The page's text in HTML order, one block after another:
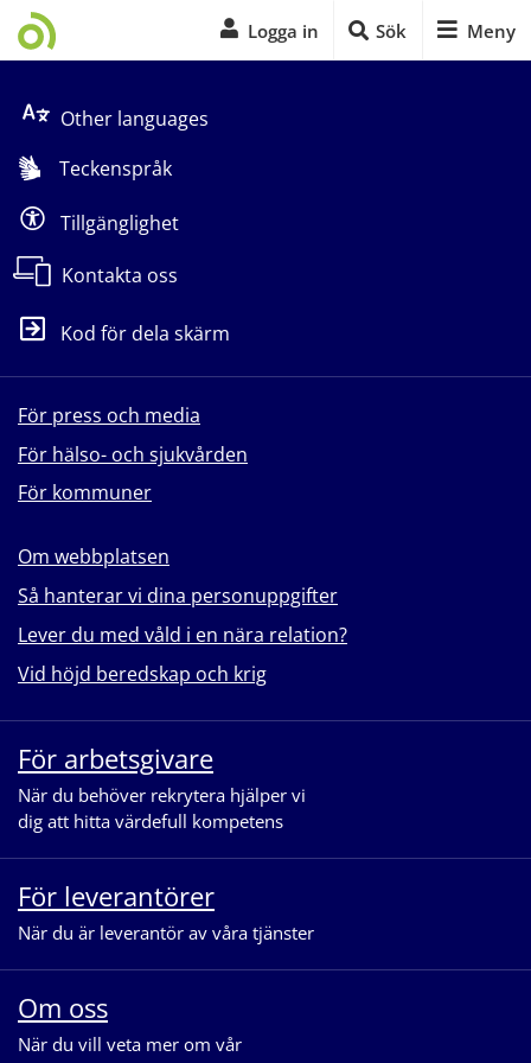
Logga in Sök Meny
Other languages
Teckenspråk
Tillgänglighet
Kontakta oss
Kod för dela skärm
För press och media
För hälso- och sjukvården
För kommuner
Om webbplatsen
Så hanterar vi dina personuppgifter
Lever du med våld i en nära relation?
Vid höjd beredskap och krig
För arbetsgivare
När du behöver rekrytera hjälper vi
dig att hitta värdefull kompetens
För leverantörer
När du är leverantör av våra tjänster
Om oss
När du vill veta mer om vår